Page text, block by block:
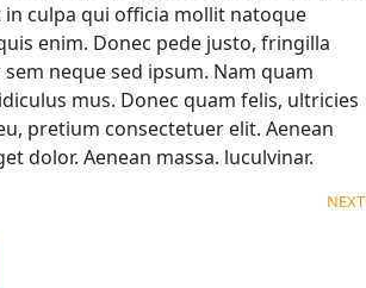
culpa qui officia mollit natoque
enim. Donec pede justo, fringilla
neque sed ipsum. Nam quam
mus. Donec quam felis, ultricies
pretium consectetuer elit. Aenean
dolor. Aenean massa. luculvinar.
NEXT